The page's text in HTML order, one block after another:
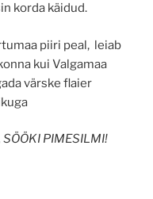
korda käidud.
piiri peal, leiab
kui Valgamaa
värske flaier
PIMESILMI!